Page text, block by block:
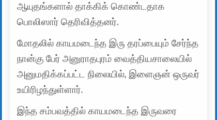
ஆயுதங்களால் தாக்கிக் கொண்டதாக
பொலிஸார் தெரிவித்தனர்.
மோதலில் காயமடைந்த இரு தரப்பையும் சேர்ந்த
நான்கு பேர் அனுராதபுரம் வைத்தியசாலையில்
அனுமதிக்கப்பட்ட நிலையில், இளைஞன் ஒருவர்
உயிரிழந்துள்ளார்.
இந்த சம்பவத்தில் காயமடைந்த இருவரை